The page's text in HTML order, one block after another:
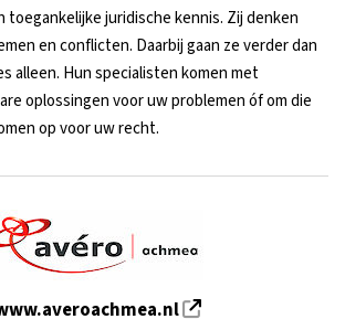
toegankelijke juridische kennis. Zij denken
en conflicten. Daarbij gaan ze verder dan
alleen. Hun specialisten komen met
oplossingen voor uw problemen óf om die
op voor uw recht.